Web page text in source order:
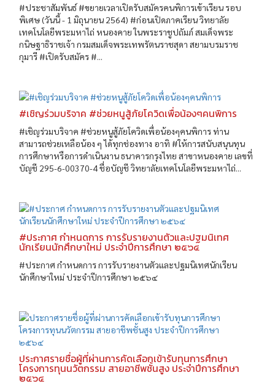
#ประชาสัมพันธ์ #ขยายเวลาเปิดรับสมัครคนพิการเข้าเรียน รอบ
พิเศษ (วันนี้ - 1 มิถุนายน 2564) #ก่อนเปิดภาคเรียน วิทยาลัย
เทคโนโลยีพระมหาไถ่ หนองคาย ในพระราชูปถัมภ์ สมเด็จพระ
กนิษฐาธิราชเจ้า กรมสมเด็จพระเทพรัตนราชสุดา สยามบรมราช
กุมารี #เปิดรับสมัคร #...
#เชิญร่วมบริจาค #ช่วยหนูสู้ภัยโควิดเพื่อน้องๆคนพิการ
#เชิญร่วมบริจาค #ช่วยหนูสู้ภัยโควิดเพื่อน้องๆคนพิการ ท่าน
สามารถช่วยเหลือน้อง ๆ ได้ทุกช่องทาง อาทิ #ให้การสนับสนุนทุน
การศึกษาหรือการดำเนินงาน ธนาคารกรุงไทย สาขาหนองคาย เลขที่
บัญชี 295-6-00370-4 ชื่อบัญชี วิทยาลัยเทคโนโลยีพระมหาไถ่...
#ประกาศ กำหนดการ การรับรายงานตัวและปฐมนิเทศ
นักเรียนนักศึกษาใหม่ ประจำปีการศึกษา ๒๕๖๔
#ประกาศ กำหนดการ การรับรายงานตัวและปฐมนิเทศนักเรียน
นักศึกษาใหม่ ประจำปีการศึกษา ๒๕๖๔
ประกาศรายชื่อผู้ที่ผ่านการคัดเลือกเข้ารับทุนการศึกษา
โครงการทุนนวัตกรรม สายอาชีพชั้นสูง ประจำปีการศึกษา
๒๕๖๔